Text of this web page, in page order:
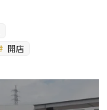
開店